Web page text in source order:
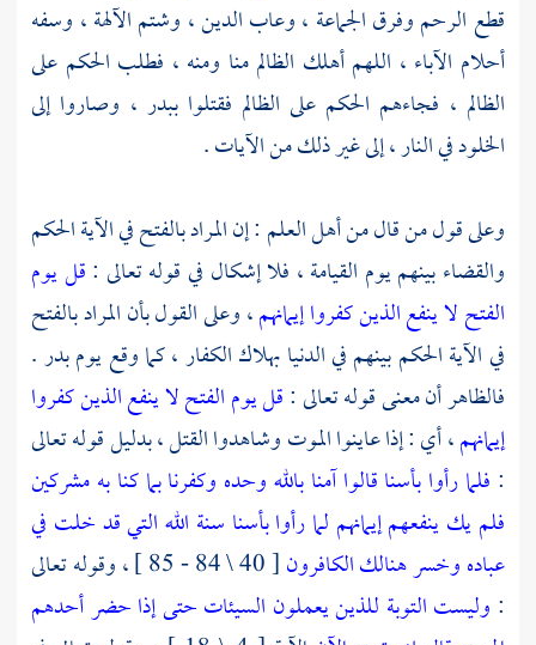
قطع الرحم وفرق الجماعة ، وعاب الدين ، وشتم الآلهة ، وسفه
أحلام الآباء ، اللهم أهلك الظالم منا ومنه ، فطلب الحكم على
الظالم ، فجاءهم الحكم على الظالم فقتلواببدر ، وصاروا إلى
الخلود في النار ، إلى غير ذلك من الآيات .
وعلى قول من قال من أهل العلم : إن المراد بالفتح في الآية الحكم
والقضاء بينهم يوم القيامة ، فلا إشكال في قوله تعالى :قل يوم
الفتح لا ينفع الذين كفروا إيمانهم، وعلى القول بأن المراد بالفتح
في الآية الحكم بينهم في الدنيا بهلاك الكفار ، كما وقع يومبدر.
فالظاهر أن معنى قوله تعالى :قل يوم الفتح لا ينفع الذين كفروا
إيمانهم، أي : إذا عاينوا الموت وشاهدوا القتل ، بدليل قوله تعالى
: فلما رأوا بأسنا قالوا آمنا بالله وحده وكفرنا بما كنا به مشركين
فلم يك ينفعهم إيمانهم لما رأوا بأسنا سنة الله التي قد خلت في
عباده وخسر هنالك الكافرون
[ 40 \ 84 - 85 ] ، وقوله تعالى
: وليست التوبة للذين يعملون السيئات حتى إذا حضر أحدهم